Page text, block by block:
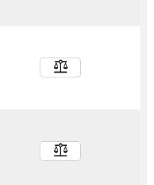
balance
balance